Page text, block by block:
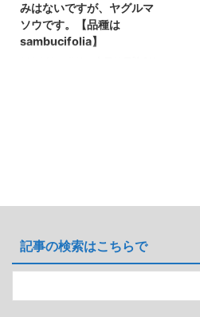
みはないですが、ヤグルマ
ソウです。【品種は
sambucifolia】
と１mは超える草丈になります。
産のモノが多いですが、サンブキ
フォリアは珍しい中国原産です。
シャンデリアを逆さまにしたよう
なかカッコイイです(^^♪ ...
記事の検索はこちらで